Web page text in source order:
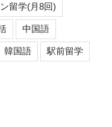
留学(月8回)
中国語
韓国語 駅前留学